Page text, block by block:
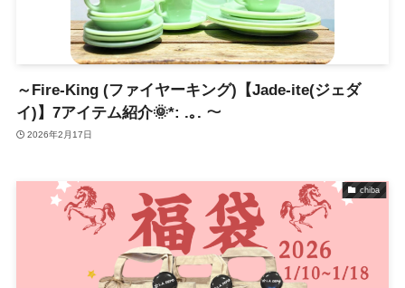
～Fire-King (ファイヤーキング)【Jade-ite(ジェダ
イ)】7アイテム紹介🌞*: .｡. ～
2026年2月17日
chiba